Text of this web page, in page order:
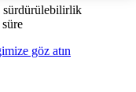
sürdürülebilirlik
göz atın